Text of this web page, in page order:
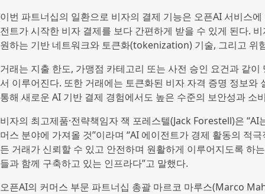
이번 파트너십의 일환으로 비자의 결제 기능은 오픈AI 서비스
전트가 시작한 비자 결제를 보다 간편하게 받을 수 있게 된다.
원하는 기반 네트워크와 토큰화(tokenization) 기술, 그리고 위
거래는 지출 한도, 가맹점 카테고리 또는 사전 승인 요건과 같
서 이루어진다. 또한 거래에는 토큰화된 비자 자격 증명 정보
통해 새로운 AI 기반 결제 경험에서도 높은 수준의 보안성과 소
비자의 최고제품·전략책임자 잭 포레스텔(Jack Forestell)은
머스 분야에 가져올 것”이라며 “AI 에이전트가 경제 활동의 적
든 거래가 신뢰할 수 있고 안전하며 원활하게 이루어지도록 하
들과 함께 구축하고 있는 인프라다”고 말했다.
오픈AI의 커머스 부문 파트너십 총괄 마르코 마루스(Marco